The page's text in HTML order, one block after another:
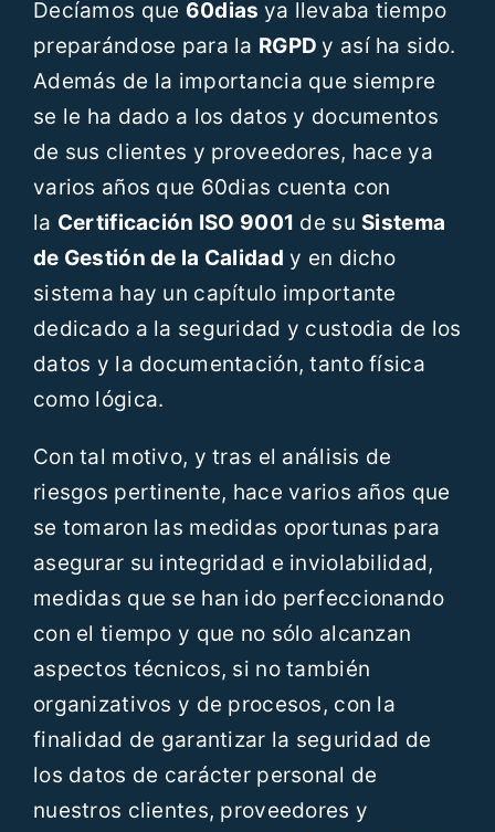
Decíamos que 60dias ya llevaba tiempo
preparándose para la RGPDy así ha sido.
Además de la importancia que siempre
se le ha dado a los datos y documentos
de sus clientes y proveedores, hace ya
varios años que 60dias cuenta con
la Certificación ISO 9001 de su Sistema
de Gestión de la Calidad y en dicho
sistema hay un capítulo importante
dedicado a la seguridad y custodia de los
datos y la documentación, tanto física
como lógica.
Con tal motivo, y tras el análisis de
riesgos pertinente, hace varios años que
se tomaron las medidas oportunas para
asegurar su integridad e inviolabilidad,
medidas que se han ido perfeccionando
con el tiempo y que no sólo alcanzan
aspectos técnicos, si no también
organizativos y de procesos, con la
finalidad de garantizar la seguridad de
los datos de carácter personal de
nuestros clientes, proveedores y